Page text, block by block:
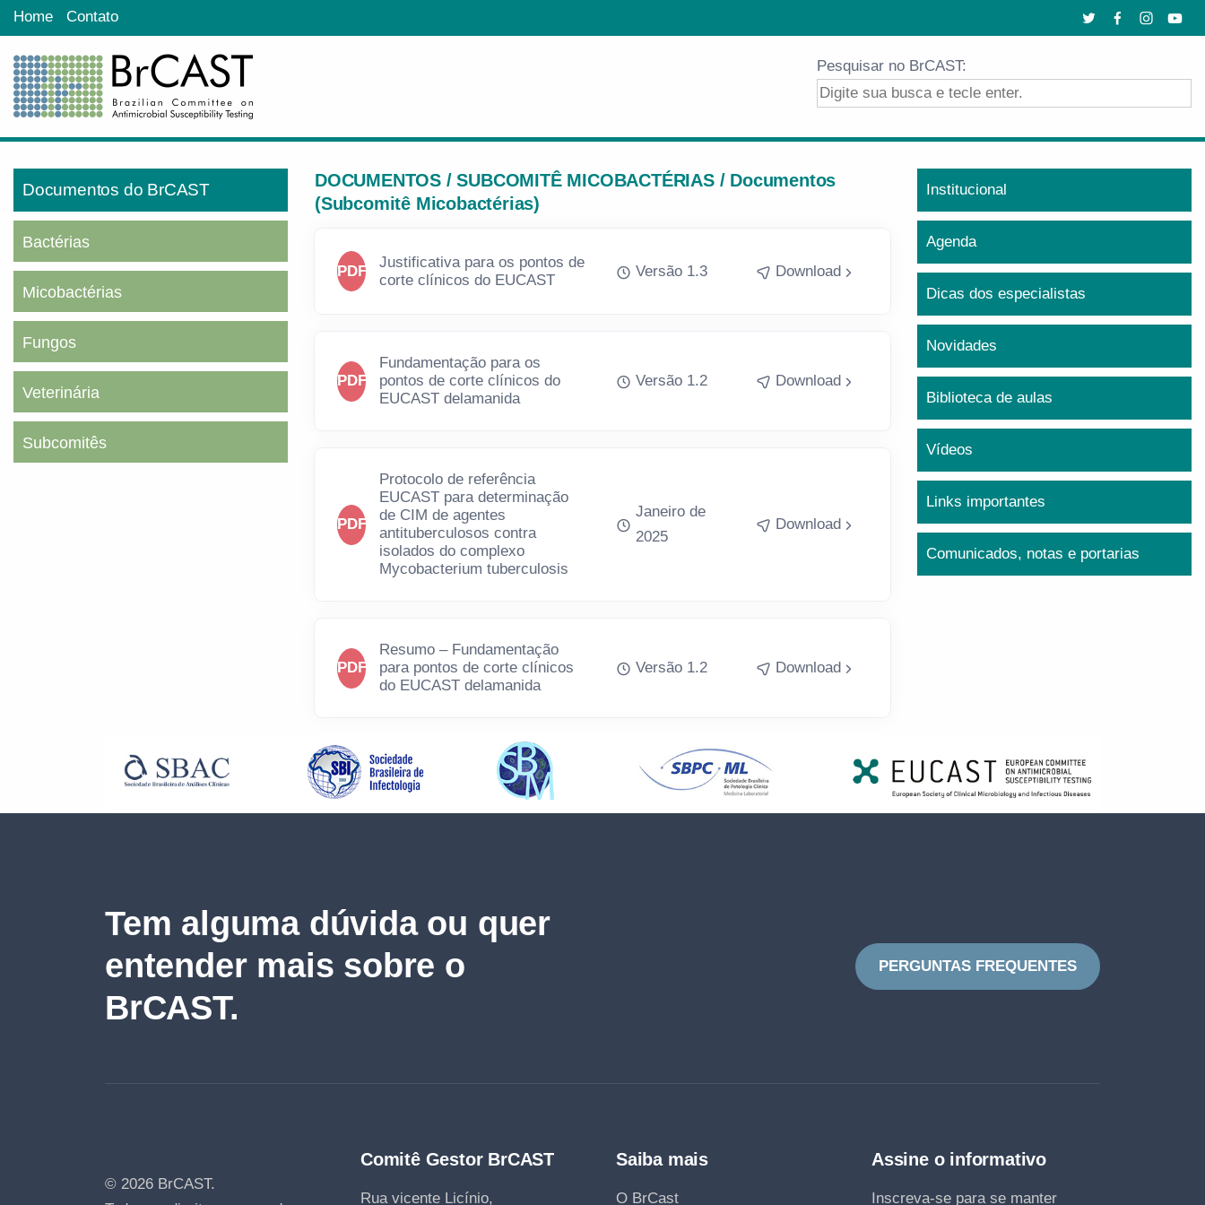
Home Contato
Pesquisar no BrCAST:
Documentos do BrCAST
Bactérias
Micobactérias
Fungos
Veterinária
Subcomitês
DOCUMENTOS / SUBCOMITÊ MICOBACTÉRIAS / Documentos
(Subcomitê Micobactérias)
PDF
Justificativa para os pontos de
corte clínicos do EUCAST
Versão 1.3 Download
PDF
Fundamentação para os
pontos de corte clínicos do
EUCAST delamanida
Versão 1.2 Download
PDF
Protocolo de referência
EUCAST para determinação
de CIM de agentes
antituberculosos contra
isolados do complexo
Mycobacterium tuberculosis
Janeiro de
2025
Download
PDF
Resumo – Fundamentação
para pontos de corte clínicos
do EUCAST delamanida
Versão 1.2 Download
Institucional
Agenda
Dicas dos especialistas
Novidades
Biblioteca de aulas
Vídeos
Links importantes
Comunicados, notas e portarias
Tem alguma dúvida ou quer
entender mais sobre o
BrCAST.
PERGUNTAS FREQUENTES
© 2026 BrCAST.
Comitê Gestor BrCAST
Rua vicente Licínio,
Saiba mais
O BrCast
Assine o informativo
Inscreva-se para se manter